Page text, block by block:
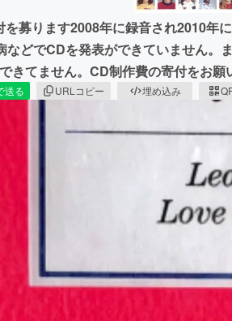
募ります︎︎2008年に録音され2010年
どでCDを発表ができていません。
きてません。CD制作費の寄付をお願
送る URLコピー 埋め込み